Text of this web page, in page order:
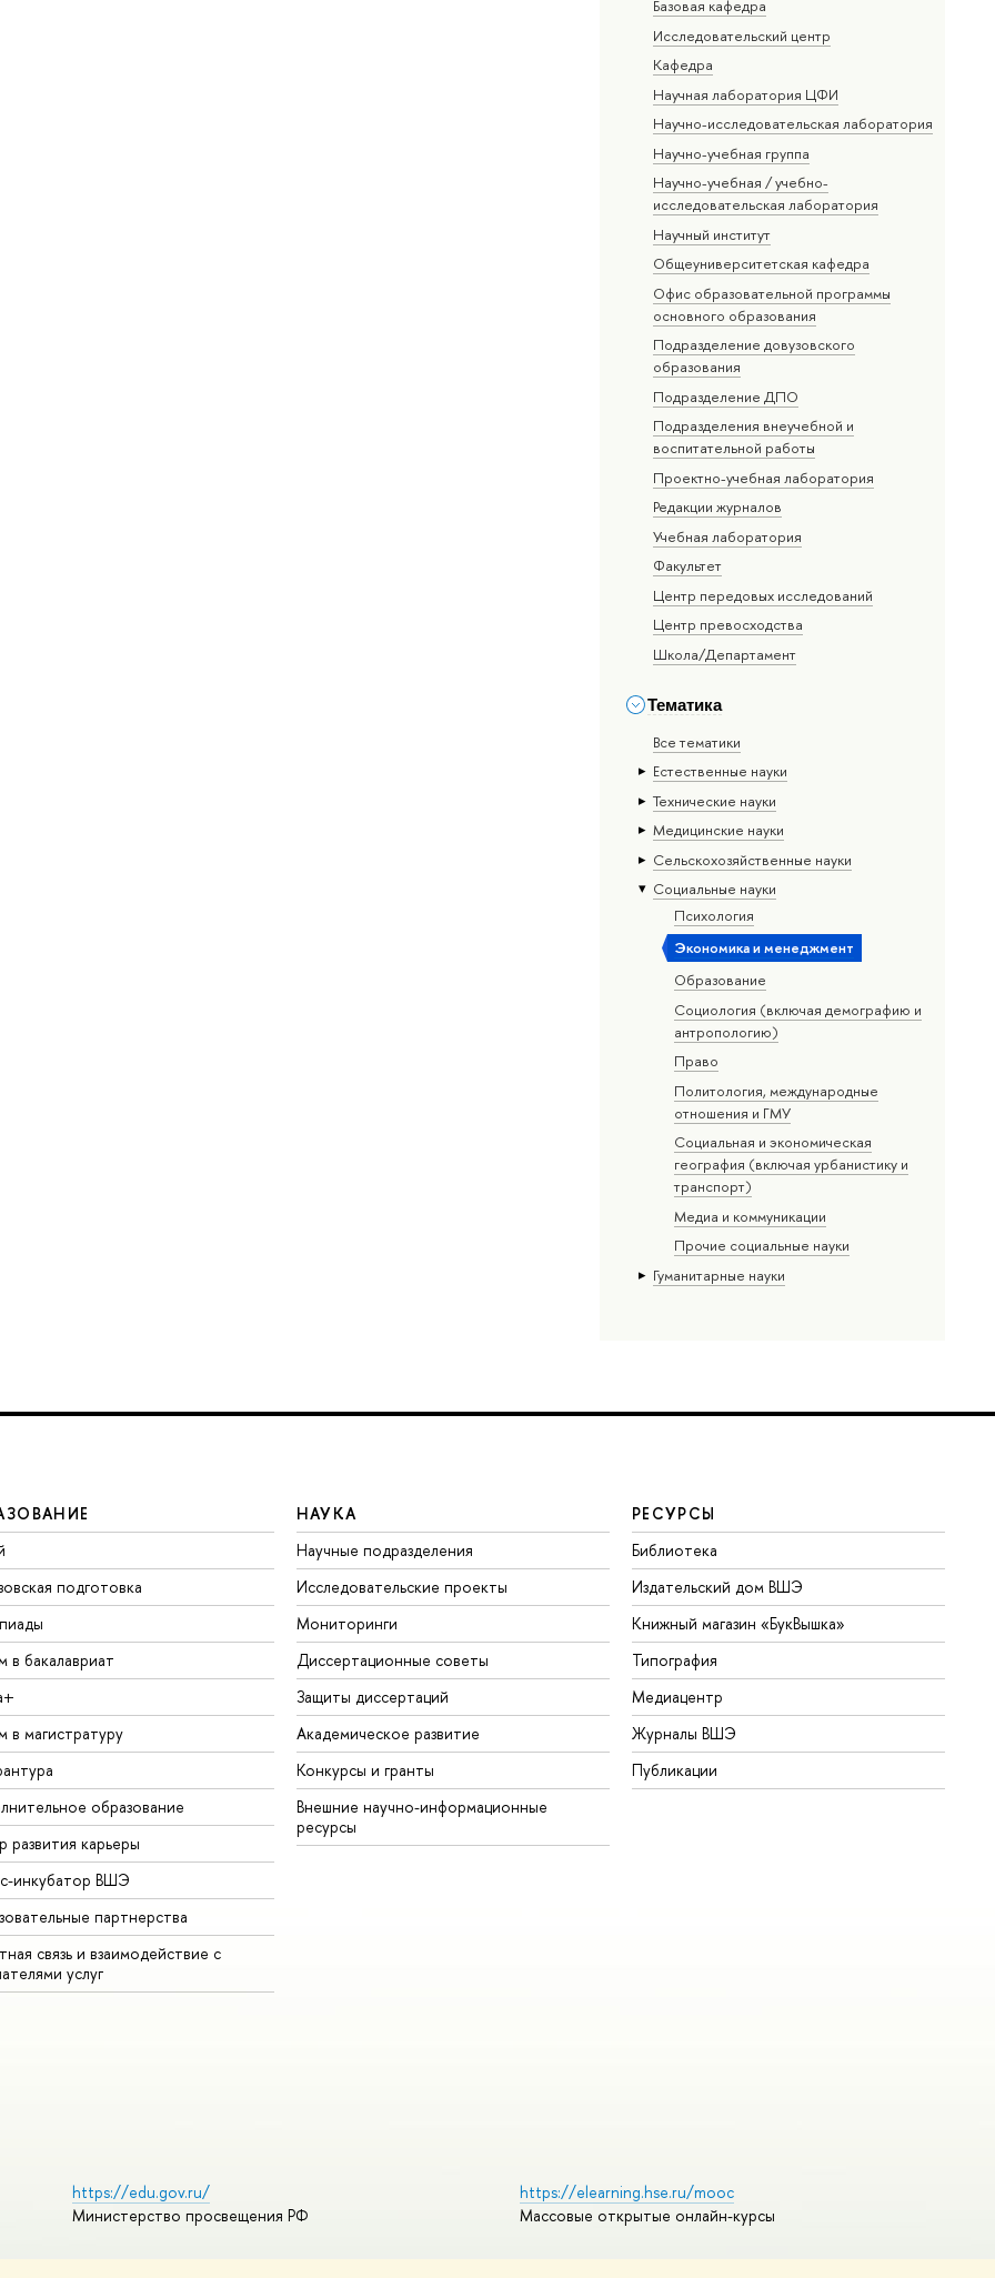
Базовая кафедра
Исследовательский центр
Кафедра
Научная лаборатория ЦФИ
Научно-исследовательская лаборатория
Научно-учебная группа
Научно-учебная / учебно-
исследовательская лаборатория
Научный институт
Общеуниверситетская кафедра
Офис образовательной программы
основного образования
Подразделение довузовского
образования
Подразделение ДПО
Подразделения внеучебной и
воспитательной работы
Проектно-учебная лаборатория
Редакции журналов
Учебная лаборатория
Факультет
Центр передовых исследований
Центр превосходства
Школа/Департамент
Тематика
Все тематики
Естественные науки
Тех­ничес­кие науки
Медицинские науки
Сельскохозяйственные науки
Социальные науки
Психология
Экономика и менеджмент
Образование
Социология (включая демографию и
антропологию)
Право
Политология, международные
отношения и ГМУ
Социальная и экономическая
география (включая урбанистику и
транспорт)
Медиа и коммуникации
Прочие социальные науки
Гуманитарные науки
подготовка
в бакалавриат
в магистратуру
образование
развития карьеры
инкубатор ВШЭ
партнерства
связь и взаимодействие с
услуг
НАУКА
Научные подразделения
Исследовательские проекты
Мониторинги
Диссертационные советы
Защиты диссертаций
Академическое развитие
Конкурсы и гранты
Внешние научно-информационные
ресурсы
РЕСУРСЫ
Библиотека
Издательский дом ВШЭ
Книжный магазин «БукВышка»
Типография
Медиацентр
Журналы ВШЭ
Публикации
https://edu.gov.ru/
Министерство просвещения РФ
https://elearning.hse.ru/mooc
Массовые открытые онлайн-курсы